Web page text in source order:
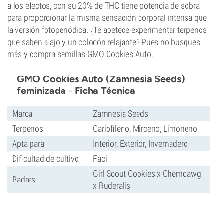
a los efectos, con su 20% de THC tiene potencia de sobra
para proporcionar la misma sensación corporal intensa que
la versión fotoperiódica. ¿Te apetece experimentar terpenos
que saben a ajo y un colocón relajante? Pues no busques
más y compra semillas GMO Cookies Auto.
GMO Cookies Auto (Zamnesia Seeds)
feminizada - Ficha Técnica
Marca
Zamnesia Seeds
Terpenos
Cariofileno, Mirceno, Limoneno
Apta para
Interior, Exterior, Invernadero
Dificultad de cultivo
Fácil
Padres
Girl Scout Cookies x Chemdawg
x Ruderalis